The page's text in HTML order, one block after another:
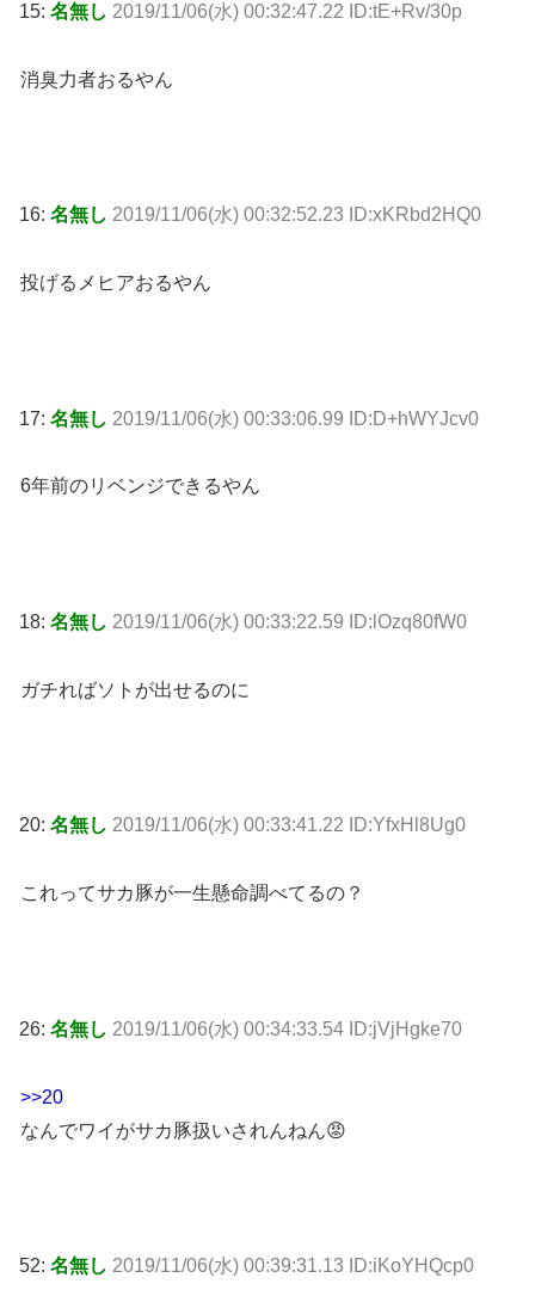
15: 名無し 2019/11/06(水) 00:32:47.22 ID:tE+Rv/30p
消臭力者おるやん
16: 名無し 2019/11/06(水) 00:32:52.23 ID:xKRbd2HQ0
投げるメヒアおるやん
17: 名無し 2019/11/06(水) 00:33:06.99 ID:D+hWYJcv0
6年前のリベンジできるやん
18: 名無し 2019/11/06(水) 00:33:22.59 ID:lOzq80fW0
ガチればソトが出せるのに
20: 名無し 2019/11/06(水) 00:33:41.22 ID:YfxHl8Ug0
これってサカ豚が一生懸命調べてるの？
26: 名無し 2019/11/06(水) 00:34:33.54 ID:jVjHgke70
>>20
なんでワイがサカ豚扱いされんねん😡
52: 名無し 2019/11/06(水) 00:39:31.13 ID:iKoYHQcp0